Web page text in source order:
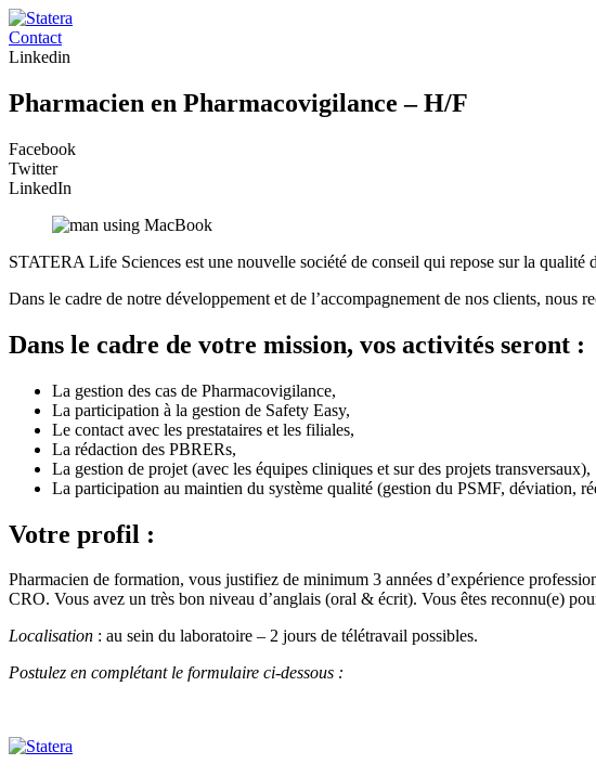
Contact
Linkedin
Pharmacien en Pharmacovigilance – H/F
Facebook
Twitter
LinkedIn
STATERA Life Sciences est une nouvelle société de conseil qui repose sur la
Dans le cadre de notre développement et de l’accompagnement de nos clients, nous
Dans le cadre de votre mission, vos activités seront :
La gestion des cas de Pharmacovigilance,
La participation à la gestion de Safety Easy,
Le contact avec les prestataires et les filiales,
La rédaction des PBRERs,
La gestion de projet (avec les équipes cliniques et sur des projets transversaux),
La participation au maintien du système qualité (gestion du PSMF, déviation,
Votre profil :
Pharmacien de formation, vous justifiez de minimum 3 années d’expérience
CRO. Vous avez un très bon niveau d’anglais (oral & écrit). Vous êtes reconnu(e)
Localisation : au sein du laboratoire – 2 jours de télétravail possibles.
Postulez en complétant le formulaire ci-dessous :